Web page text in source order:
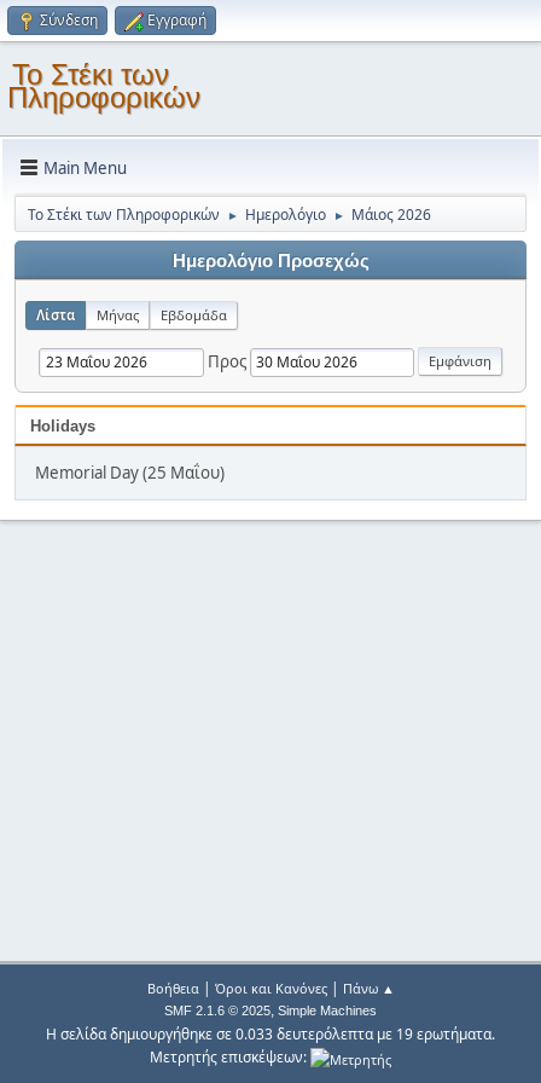
Σύνδεση Εγγραφή
Το Στέκι των
Πληροφορικών
Main Menu
Το Στέκι των Πληροφορικών ► Ημερολόγιο ► Μάιος 2026
Ημερολόγιο Προσεχώς
Λίστα Μήνας Εβδομάδα
Προς
Holidays
Memorial Day (25 Μαΐου)
Βοήθεια| Όροι και Κανόνες| Πάνω ▲
SMF 2.1.6 © 2025, Simple Machines
Η σελίδα δημιουργήθηκε σε 0.033 δευτερόλεπτα με 19 ερωτήματα.
Μετρητής επισκέψεων: